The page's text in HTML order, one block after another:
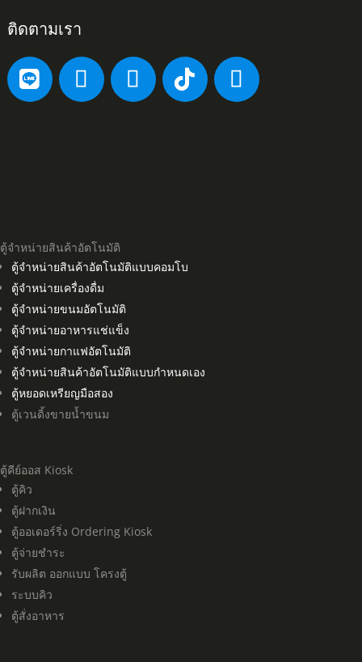
ติดตามเรา
ตู้จำหน่ายสินค้าอัตโนมัติ
ตู้จำหน่ายสินค้าอัตโนมัติแบบคอมโบ
ตู้จำหน่ายเครื่องดื่ม
ตู้จำหน่ายขนมอัตโนมัติ
ตู้จำหน่ายอาหารแช่แข็ง
ตู้จำหน่ายกาแฟอัตโนมัติ
ตู้จำหน่ายสินค้าอัตโนมัติแบบกำหนดเอง
ตู้หยอดเหรียญมือสอง
ตู้เวนดิ้งขายน้ำขนม
ตู้คีย์ออส Kiosk
ตู้คิว
ตู้ฝากเงิน
ตู้ออเดอร์ริ่ง Ordering Kiosk
ตู้จ่ายชำระ
รับผลิต ออกแบบ โครงตู้
ระบบคิว
ตู้สั่งอาหาร